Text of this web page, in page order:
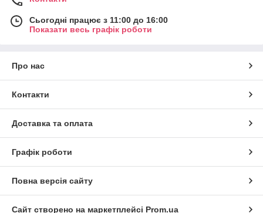
Сьогодні працює з 11:00 до 16:00
Показати весь графік роботи
Про нас
Контакти
Доставка та оплата
Графік роботи
Повна версія сайту
Сайт створено на маркетплейсі Prom.ua